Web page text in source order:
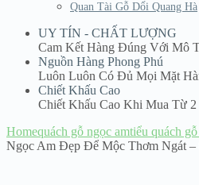
Quan Tài Gỗ Dổi Quang Hà
UY TÍN - CHẤT LƯỢNG
Cam Kết Hàng Đúng Với Mô
Nguồn Hàng Phong Phú
Luôn Luôn Có Đủ Mọi Mặt
Chiết Khấu Cao
Chiết Khấu Cao Khi Mua Từ 2
Homequách gỗ ngọc amtiểu quách
Ngọc Am Đẹp Để Mộc Thơm Ngát –